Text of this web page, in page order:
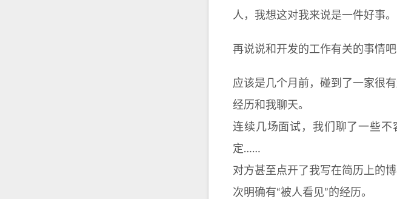
人，我想这对我来说是一件好事。
再说说和开发的工作有关的事情吧
应该是几个月前，碰到了一家很
经历和我聊天。
连续几场面试，我们聊了一些
定……
对方甚至点开了我写在简历上的
次明确有“被人看见”的经历。